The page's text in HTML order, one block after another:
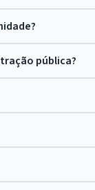
pública?